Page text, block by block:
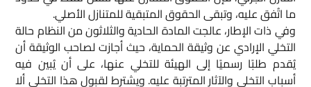
ما اتُفق عليه، وتبقى الحقوق المتبقية للمتنازل الأصلي.
وفي ذات الإطار، عالجت المادة الحادية والثلاثون من النظام حالة
التخلي الإرادي عن وثيقة الحماية، حيث أجازت لصاحب الوثيقة أن
يُقدم طلبًا رسميًا إلى الهيئة للتخلي عنها، على أن يُبين فيه
أسباب التخلي والآثار المترتبة عليه. ويشترط لقبول هذا التخلي ألا